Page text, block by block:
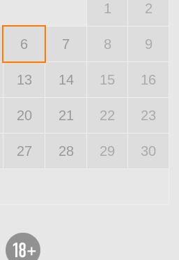
1 2
6 7 8 9
13 14 15 16
20 21 22 23
27 28 29 30